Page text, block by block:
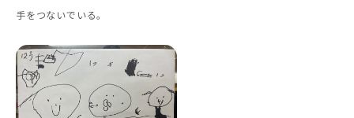
手をつないでいる。